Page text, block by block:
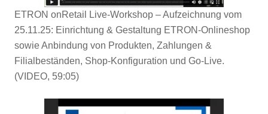
ETRON onRetail Live-Workshop – Aufzeichnung vom
25.11.25: Einrichtung & Gestaltung ETRON-Onlineshop
sowie Anbindung von Produkten, Zahlungen &
Filialbeständen, Shop-Konfiguration und Go-Live.
(VIDEO, 59:05)